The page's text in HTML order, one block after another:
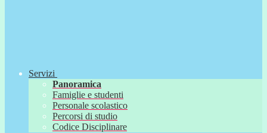
Servizi
Panoramica
Famiglie e studenti
Personale scolastico
Percorsi di studio
Codice Disciplinare